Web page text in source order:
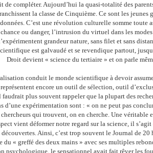
de compléter. Aujourd’hui la quasi-totalité des
la classe de Cinquième. Ce sont les
C’est une révolution culturelle somme toute
ou danger, l’intrusion du virtuel dans les modes
grandeur nature, sans filet et sans
est galvaudé et se revendique partout,
Droit devient « science du tertiaire » et on parle
conduit le monde scientifique à devoir
encore un outil de sélection, outil
plus souvent rappeler que la plupart des
d’une expérimentation sont : « on ne peut pas
qui trouvent, on en cherche. Une véritable
vient déformer notre regard sur la science, il
découvertes. Ainsi, c’est trop souvent le Journal de
du « greffé des deux mains » avec ses multiples
psychologique, le sensationnel avait fait rêver les